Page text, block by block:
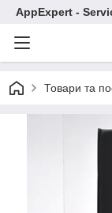
AppExpert -
Товари та